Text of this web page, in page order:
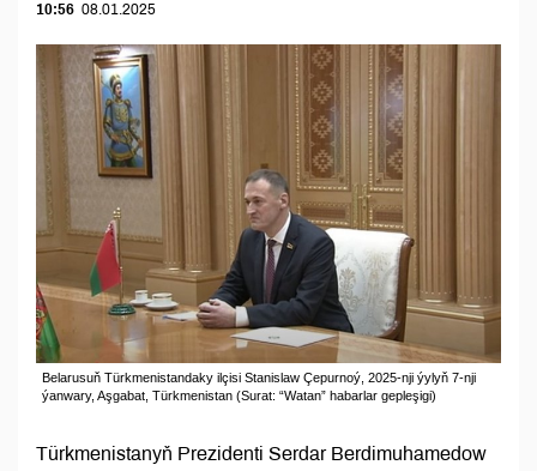
10:56 08.01.2025
Belarusuň Türkmenistandaky ilçisi Stanislaw Çepurnoý, 2025-nji ýylyň 7-nji
ýanwary, Aşgabat, Türkmenistan (Surat: “Watan” habarlar gepleşigi)
Türkmenistanyň Prezidenti Serdar Berdimuhamedow